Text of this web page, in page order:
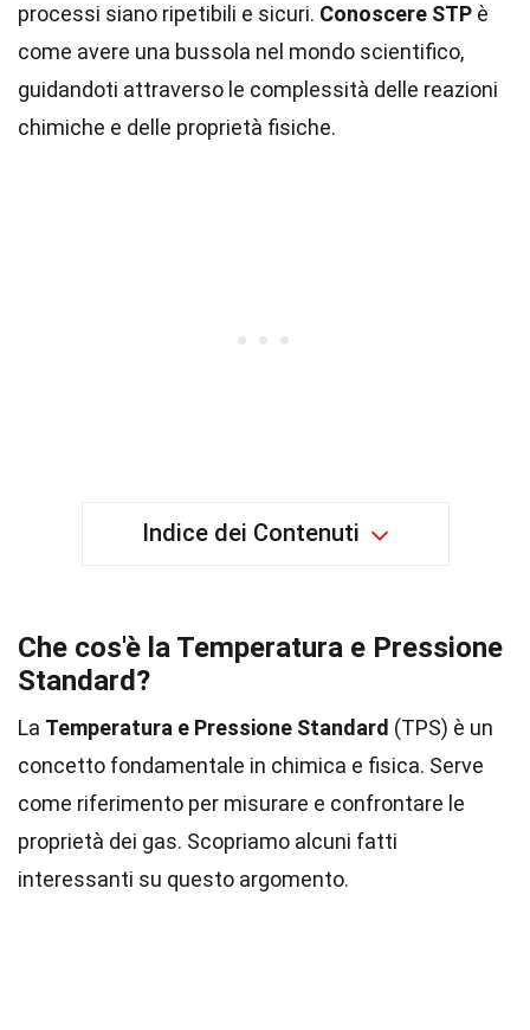
processi siano ripetibili e sicuri. Conoscere STP è
come avere una bussola nel mondo scientifico,
guidandoti attraverso le complessità delle reazioni
chimiche e delle proprietà fisiche.
Indice dei Contenuti
Che cos'è la Temperatura e Pressione
Standard?
La Temperatura e Pressione Standard (TPS) è un
concetto fondamentale in chimica e fisica. Serve
come riferimento per misurare e confrontare le
proprietà dei gas. Scopriamo alcuni fatti
interessanti su questo argomento.